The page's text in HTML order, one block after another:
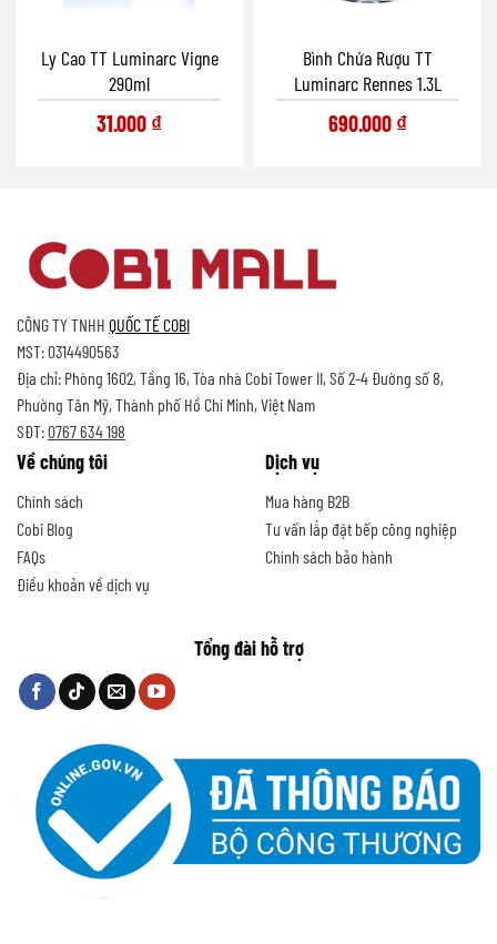
Ly Cao TT Luminarc Vigne
290ml
31.000 ₫
Bình Chứa Rượu TT
Luminarc Rennes 1.3L
690.000 ₫
CÔNG TY TNHH QUỐC TẾ COBI
MST: 0314490563
Địa chỉ: Phòng 1602, Tầng 16, Tòa nhà Cobi Tower II, Số 2-4 Đường số 8,
Phường Tân Mỹ, Thành phố Hồ Chí Minh, Việt Nam
SĐT:0767 634 198
Về chúng tôi
Chính sách
Cobi Blog
FAQs
Điều khoản về dịch vụ
Dịch vụ
Mua hàng B2B
Tư vấn lắp đặt bếp công nghiệp
Chính sách bảo hành
Tổng đài hỗ trợ